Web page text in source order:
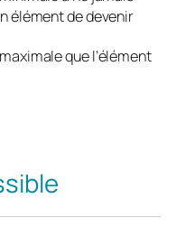
élément de devenir
que l’élément